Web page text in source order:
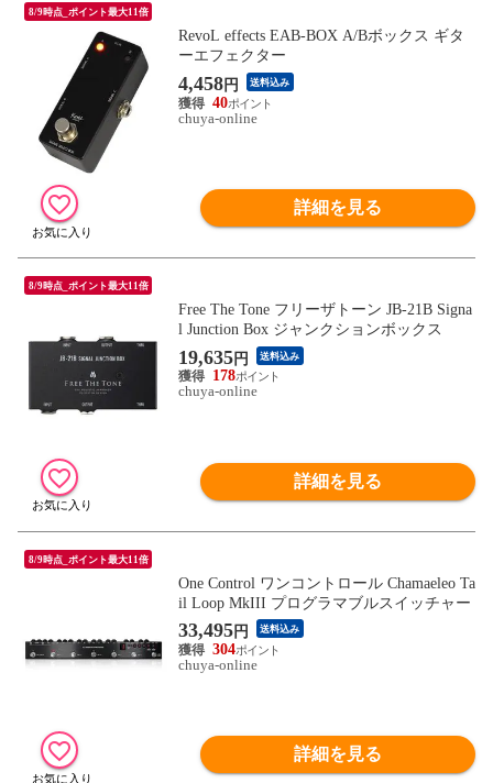
8/9時点_ポイント最大11倍
RevoL effects EAB-BOX A/Bボックス ギタ
ーエフェクター
4,458円 送料込み
40
chuya-online
詳細を見る
8/9時点_ポイント最大11倍
Free The Tone フリーザトーン JB-21B Signa
l Junction Box ジャンクションボックス
19,635円 送料込み
178
chuya-online
詳細を見る
8/9時点_ポイント最大11倍
One Control ワンコントロール Chamaeleo Ta
il Loop MkIII プログラマブルスイッチャー
33,495円 送料込み
304
chuya-online
詳細を見る